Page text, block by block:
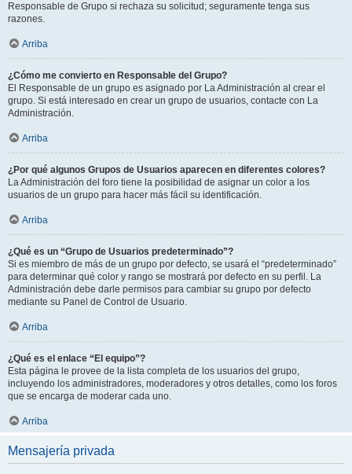
Responsable de Grupo si rechaza su solicitud; seguramente tenga sus
razones.
Arriba
¿Cómo me convierto en Responsable del Grupo?
El Responsable de un grupo es asignado por La Administración al crear el
grupo. Si está interesado en crear un grupo de usuarios, contacte con La
Administración.
Arriba
¿Por qué algunos Grupos de Usuarios aparecen en diferentes colores?
La Administración del foro tiene la posibilidad de asignar un color a los
usuarios de un grupo para hacer más fácil su identificación.
Arriba
¿Qué es un “Grupo de Usuarios predeterminado”?
Si es miembro de más de un grupo por defecto, se usará el “predeterminado”
para determinar qué color y rango se mostrará por defecto en su perfil. La
Administración debe darle permisos para cambiar su grupo por defecto
mediante su Panel de Control de Usuario.
Arriba
¿Qué es el enlace “El equipo”?
Esta página le provee de la lista completa de los usuarios del grupo,
incluyendo los administradores, moderadores y otros detalles, como los foros
que se encarga de moderar cada uno.
Arriba
Mensajería privada